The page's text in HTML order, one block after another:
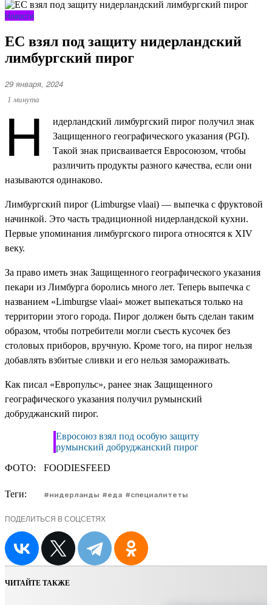
Новости
ЕС взял под защиту нидерландский
лимбургский пирог
29 января, 2024
1 минута
Н
идерландский лимбургский пирог получил знак
Защищенного географического указания (PGI).
Такой знак присваивается Евросоюзом, чтобы
различить продукты разного качества, если они
называются одинаково.
Лимбургский пирог (Limburgse vlaai) — выпечка с фруктовой
начинкой. Это часть традиционной нидерландской кухни.
Первые упоминания лимбургского пирога относятся к XIV
веку.
За право иметь знак Защищенного географического указания
пекари из Лимбурга боролись много лет. Теперь выпечка с
названием «Limburgse vlaai» может выпекаться только на
территории этого города. Пирог должен быть сделан таким
образом, чтобы потребители могли съесть кусочек без
столовых приборов, вручную. Кроме того, на пирог нельзя
добавлять взбитые сливки и его нельзя замораживать.
Как писал «Европульс», ранее знак Защищенного
географического указания получил румынский
добруджанский пирог.
Евросоюз взял под особую защиту
румынский добруджанский пирог
ФОТО:
FOODIESFEED
Теги: нидерланды еда специалитеты
ПОДЕЛИТЬСЯ В СОЦСЕТЯХ
ЧИТАЙТЕ ТАКЖЕ